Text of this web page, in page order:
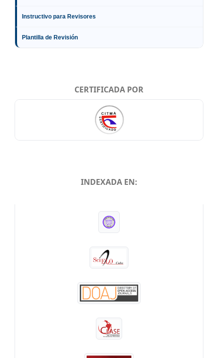
Instructivo para Revisores
Plantilla de Revisión
CERTIFICADA POR
INDEXADA EN: